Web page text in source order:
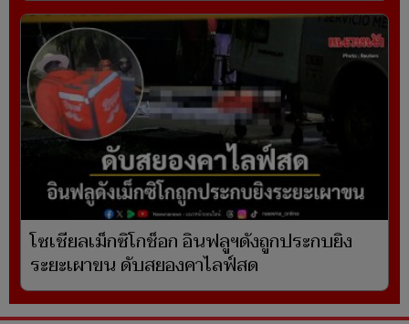
โซเชียลเม็กซิโกช็อก อินฟลูฯดังถูกประกบยิง
ระยะเผาขน ดับสยองคาไลฟ์สด